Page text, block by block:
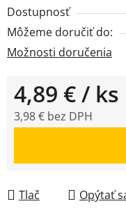
Dostupnosť
Môžeme doručiť do:
Možnosti doručenia
4,89 €/ ks
3,98 € bez DPH
Tlač Opýtať